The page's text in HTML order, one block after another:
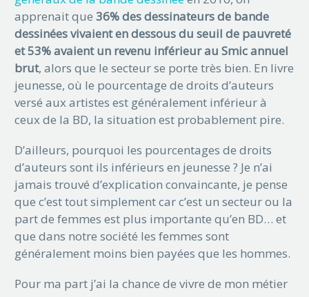
apprenait que 36% des dessinateurs de bande
dessinées vivaient en dessous du seuil de pauvreté
et 53% avaient un revenu inférieur au Smic annuel
brut, alors que le secteur se porte très bien. En livre
jeunesse, où le pourcentage de droits d’auteurs
versé aux artistes est généralement inférieur à
ceux de la BD, la situation est probablement pire.
D’ailleurs, pourquoi les pourcentages de droits
d’auteurs sont ils inférieurs en jeunesse ? Je n’ai
jamais trouvé d’explication convaincante, je pense
que c’est tout simplement car c’est un secteur ou la
part de femmes est plus importante qu’en BD… et
que dans notre société les femmes sont
généralement moins bien payées que les hommes.
Pour ma part j’ai la chance de vivre de mon métier